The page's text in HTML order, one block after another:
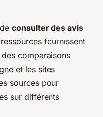
consulter des avis
fournissent
comparaisons
et les sites
sources pour
sur différents